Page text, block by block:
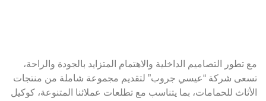
مع تطور التصاميم الداخلية والاهتمام المتزايد بالجودة والراحة،
تسعى شركة “عيسي جروب” لتقديم مجموعة شاملة من منتجات
الأثاث للحمامات، بما يتناسب مع تطلعات عملائنا المتنوعة، كوكيل